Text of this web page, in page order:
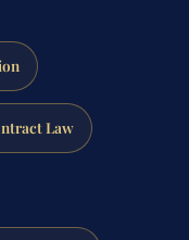
Law